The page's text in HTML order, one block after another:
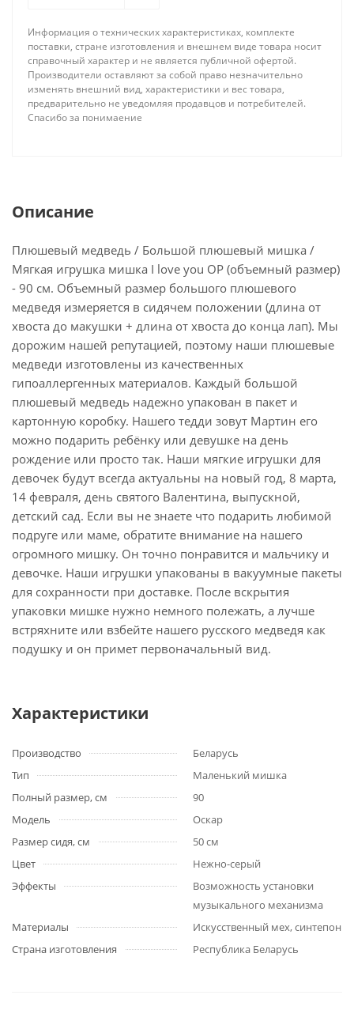
Информация о технических характеристиках, комплекте
поставки, стране изготовления и внешнем виде товара носит
справочный характер и не является публичной офертой.
Производители оставляют за собой право незначительно
изменять внешний вид, характеристики и вес товара,
предварительно не уведомляя продавцов и потребителей.
Спасибо за понимаение
Описание
Плюшевый медведь / Большой плюшевый мишка /
Мягкая игрушка мишка I love you ОР (объемный размер)
- 90 см. Объемный размер большого плюшевого
медведя измеряется в сидячем положении (длина от
хвоста до макушки + длина от хвоста до конца лап). Мы
дорожим нашей репутацией, поэтому наши плюшевые
медведи изготовлены из качественных
гипоаллергенных материалов. Каждый большой
плюшевый медведь надежно упакован в пакет и
картонную коробку. Нашего тедди зовут Мартин его
можно подарить ребёнку или девушке на день
рождение или просто так. Наши мягкие игрушки для
девочек будут всегда актуальны на новый год, 8 марта,
14 февраля, день святого Валентина, выпускной,
детский сад. Если вы не знаете что подарить любимой
подруге или маме, обратите внимание на нашего
огромного мишку. Он точно понравится и мальчику и
девочке. Наши игрушки упакованы в вакуумные пакеты
для сохранности при доставке. После вскрытия
упаковки мишке нужно немного полежать, а лучше
встряхните или взбейте нашего русского медведя как
подушку и он примет первоначальный вид.
Характеристики
Производство
Беларусь
Тип
Маленький мишка
Полный размер, см
90
Модель
Оскар
Размер сидя, см
50 см
Цвет
Нежно-серый
Эффекты
Возможность установки
музыкального механизма
Материалы
Искусственный мех, синтепон
Страна изготовления
Республика Беларусь